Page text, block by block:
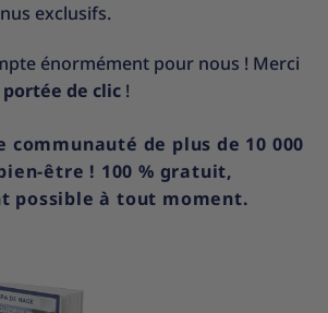
exclusifs.
énormément pour nous ! Merci
portée de clic !
communauté de plus de 10 000
être ! 100 % gratuit,
possible à tout moment.